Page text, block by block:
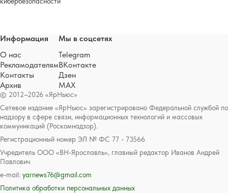
© 2012–2026 «ЯрНьюс»
Сетевое издание «ЯрНьюс» зарегистрировано Федеральной службой по
надзору в сфере связи, информационных технологий и массовых
коммуникаций (Роскомнадзор).
Регистрационный номер ЭЛ № ФС 77 - 73566
Учредитель ООО «ВН-Ярославль», главный редактор Иванов Андрей
Павлович
e-mail: yarnews76@gmail.com
Политика обработки персональных данных
Информация
О нас
Рекламодателям
Контакты
Архив
Мы в соцсетях
Telegram
ВКонтакте
Дзен
MAX